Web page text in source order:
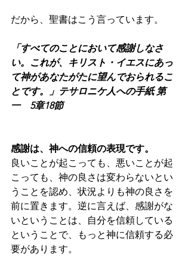
だから、聖書はこう言っています。
「すべてのことにおいて感謝しなさ
い。これが、キリスト・イエスにあっ
て神があなたがたに望んでおられるこ
とです。」テサロニケ人への手紙 第
一　5章18節
感謝は、神への信頼の表現です。
良いことが起こっても、悪いことが起
こっても、神の良さは変わらないとい
うことを認め、状況よりも神の良さを
前に置きます。逆に言えば、感謝がな
いということは、自分を信頼している
ということで、もっと神に信頼する必
要があります。